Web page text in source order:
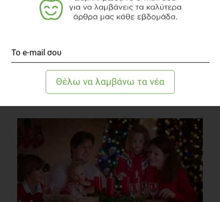
Η παχυσαρκία ευνοεί το φαινόμενο του θερμοκηπίου
1 λεπτό να διαβαστεί